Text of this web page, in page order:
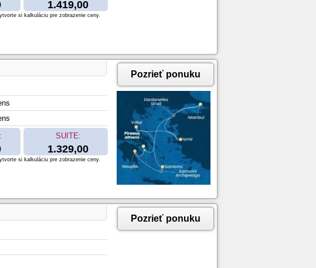
1.419,00
si kalkuláciu pre zobrazenie ceny.
SUITE:
1.329,00
Pozrieť ponuku
si kalkuláciu pre zobrazenie ceny.
Pozrieť ponuku